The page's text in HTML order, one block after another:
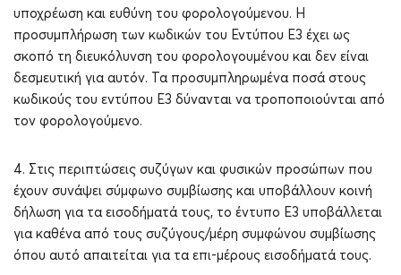
υποχρέωση και ευθύνη του φορολογούμενου. Η
προσυμπλήρωση των κωδικών του Εντύπου Ε3 έχει ως
σκοπό τη διευκόλυνση του φορολογουμένου και δεν είναι
δεσμευτική για αυτόν. Τα προσυμπληρωμένα ποσά στους
κωδικούς του εντύπου Ε3 δύνανται να τροποποιούνται από
τον φορολογούμενο.
4. Στις περιπτώσεις συζύγων και φυσικών προσώπων που
έχουν συνάψει σύμφωνο συμβίωσης και υποβάλλουν κοινή
δήλωση για τα εισοδήματά τους, το έντυπο Ε3 υποβάλλεται
για καθένα από τους συζύγους/μέρη συμφώνου συμβίωσης
όπου αυτό απαιτείται για τα επι-μέρους εισοδήματά τους.